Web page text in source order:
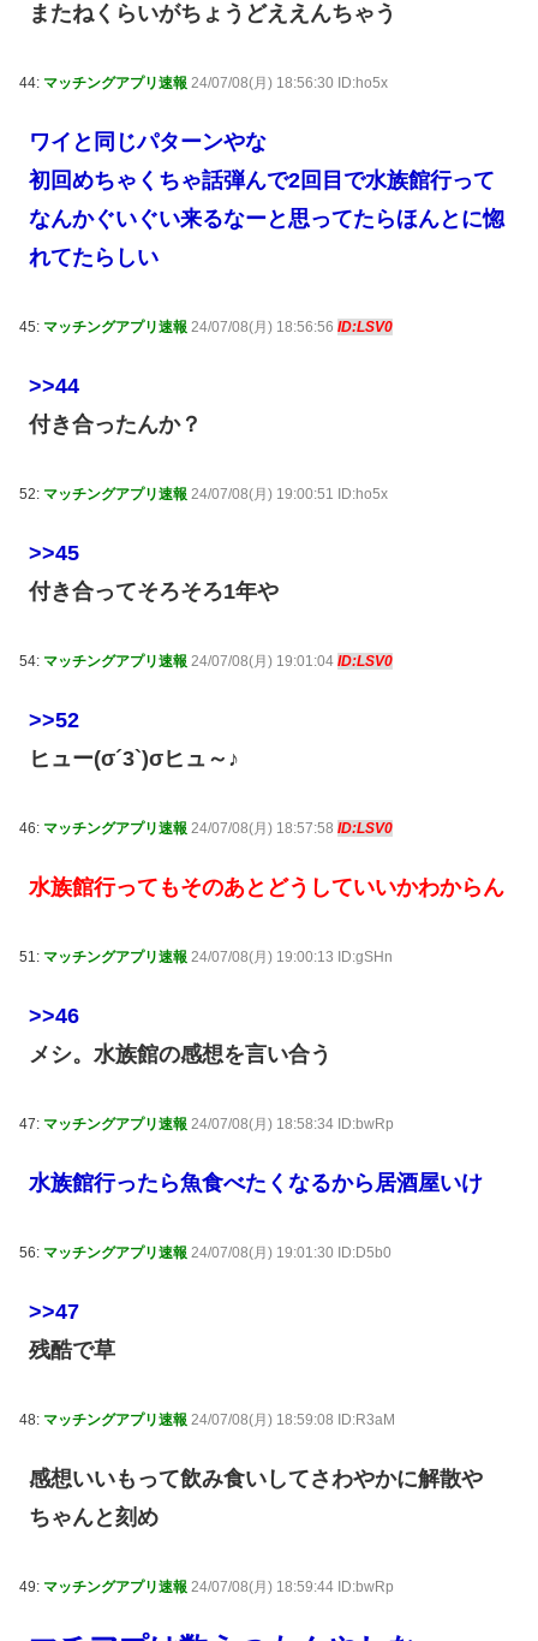
またねくらいがちょうどええんちゃう
44: マッチングアプリ速報 24/07/08(月) 18:56:30 ID:ho5x
ワイと同じパターンやな
初回めちゃくちゃ話弾んで2回目で水族館行って
なんかぐいぐい来るなーと思ってたらほんとに惚
れてたらしい
45: マッチングアプリ速報 24/07/08(月) 18:56:56 ID:LSV0
>>44
付き合ったんか？
52: マッチングアプリ速報 24/07/08(月) 19:00:51 ID:ho5x
>>45
付き合ってそろそろ1年や
54: マッチングアプリ速報 24/07/08(月) 19:01:04 ID:LSV0
>>52
ヒュー(σ´3`)σヒュ～♪
46: マッチングアプリ速報 24/07/08(月) 18:57:58 ID:LSV0
水族館行ってもそのあとどうしていいかわからん
51: マッチングアプリ速報 24/07/08(月) 19:00:13 ID:gSHn
>>46
メシ。水族館の感想を言い合う
47: マッチングアプリ速報 24/07/08(月) 18:58:34 ID:bwRp
水族館行ったら魚食べたくなるから居酒屋いけ
56: マッチングアプリ速報 24/07/08(月) 19:01:30 ID:D5b0
>>47
残酷で草
48: マッチングアプリ速報 24/07/08(月) 18:59:08 ID:R3aM
感想いいもって飲み食いしてさわやかに解散や
ちゃんと刻め
49: マッチングアプリ速報 24/07/08(月) 18:59:44 ID:bwRp